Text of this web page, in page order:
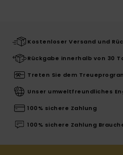
Kostenloser Versand und
Rückgabe innerhalb von 30
Treten Sie dem
Unser umweltfreundliches
100% sichere Zahlung
100% sichere Zahlung